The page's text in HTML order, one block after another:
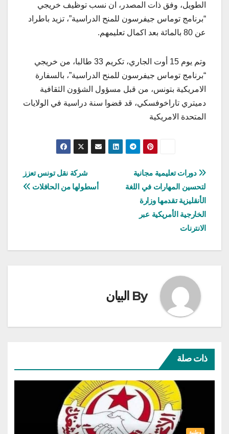
الطويل، وفق ذات المصدر، ان نسب توظيف خريجي
“برنامج توماس جيفرسون للمنح الدراسية”، تزيد باطراد
عن 80 بالمائة بعد اكمال تعليمهم.
وتم يوم 15 أوت الجاري، تكريم 33 طالبا، من خريجي
“برنامج توماس جيفرسون للمنح الدراسية”، بالسفارة
الامريكية بتونس، من قبل مسؤول الشؤون الثقافية
دميتري تاراخوفسكي، قد قضوا سنة دراسية في الولايات
المتحدة الامريكية
تصفّح
المقالات
شركة نقل تونس تعزز
أسطولها من الحافلات
دورات تعليمية مجانية
لتحسين المهارات في اللغة
الأنقليزية تقدمها وزارة
الخارجية الأمريكية عبر
الانترنات
By البيان
ذات صلة
وطنية